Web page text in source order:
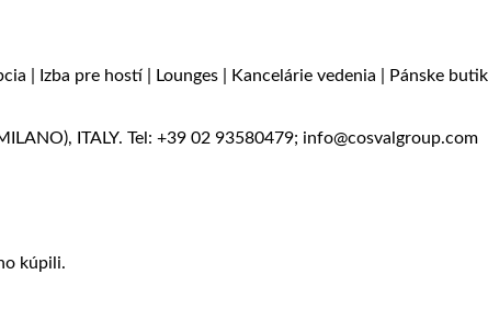
| Izba pre hostí | Lounges | Kancelárie vedenia | Pánske
ITALY. Tel: +39 02 93580479; info@cosvalgroup.com
kúpili.